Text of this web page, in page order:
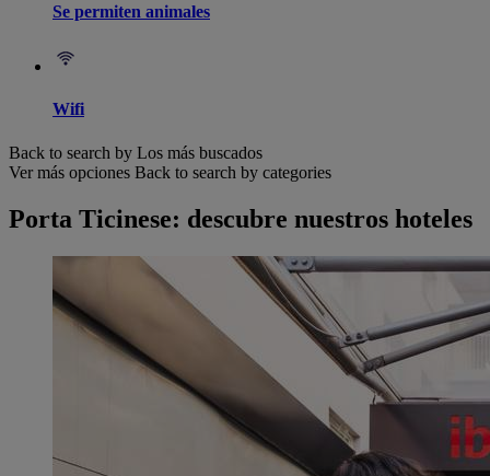
Se permiten animales
Wifi
Back to search by Los más buscados
Ver más opciones Back to search by categories
Porta Ticinese: descubre nuestros hoteles